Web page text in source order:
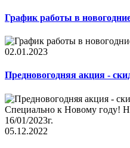
График работы в
02.01.2023
Предновогодняя акция -
Специально к Новому году!
16/01/2023г.
05.12.2022